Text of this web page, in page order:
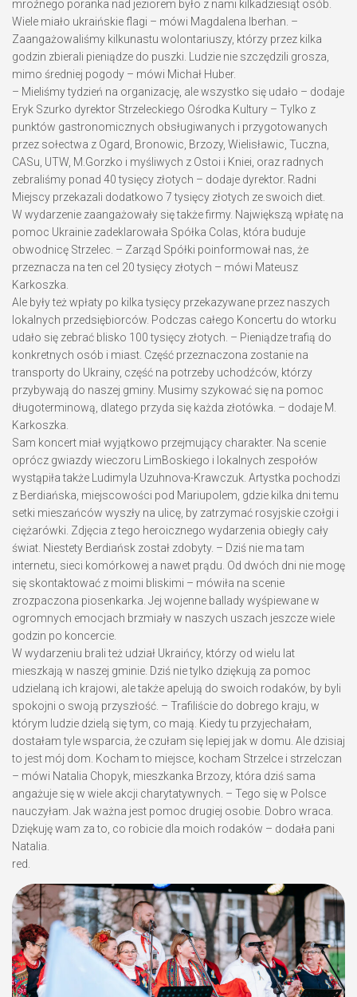
mroźnego poranka nad jeziorem było z nami kilkadziesiąt osób.
Wiele miało ukraińskie flagi – mówi Magdalena Iberhan. –
Zaangażowaliśmy kilkunastu wolontariuszy, którzy przez kilka
godzin zbierali pieniądze do puszki. Ludzie nie szczędzili grosza,
mimo średniej pogody – mówi Michał Huber.
– Mieliśmy tydzień na organizację, ale wszystko się udało – dodaje
Eryk Szurko dyrektor Strzeleckiego Ośrodka Kultury – Tylko z
punktów gastronomicznych obsługiwanych i przygotowanych
przez sołectwa z Ogard, Bronowic, Brzozy, Wielisławic, Tuczna,
CASu, UTW, M.Gorzko i myśliwych z Ostoi i Kniei, oraz radnych
zebraliśmy ponad 40 tysięcy złotych – dodaje dyrektor. Radni
Miejscy przekazali dodatkowo 7 tysięcy złotych ze swoich diet.
W wydarzenie zaangażowały się także firmy. Największą wpłatę na
pomoc Ukrainie zadeklarowała Spółka Colas, która buduje
obwodnicę Strzelec. – Zarząd Spółki poinformował nas, że
przeznacza na ten cel 20 tysięcy złotych – mówi Mateusz
Karkoszka.
Ale były też wpłaty po kilka tysięcy przekazywane przez naszych
lokalnych przedsiębiorców. Podczas całego Koncertu do wtorku
udało się zebrać blisko 100 tysięcy złotych. – Pieniądze trafią do
konkretnych osób i miast. Część przeznaczona zostanie na
transporty do Ukrainy, część na potrzeby uchodźców, którzy
przybywają do naszej gminy. Musimy szykować się na pomoc
długoterminową, dlatego przyda się każda złotówka. – dodaje M.
Karkoszka.
Sam koncert miał wyjątkowo przejmujący charakter. Na scenie
oprócz gwiazdy wieczoru LimBoskiego i lokalnych zespołów
wystąpiła także Ludimyla Uzuhnova-Krawczuk. Artystka pochodzi
z Berdiańska, miejscowości pod Mariupolem, gdzie kilka dni temu
setki mieszańców wyszły na ulicę, by zatrzymać rosyjskie czołgi i
ciężarówki. Zdjęcia z tego heroicznego wydarzenia obiegły cały
świat. Niestety Berdiańsk został zdobyty. – Dziś nie ma tam
internetu, sieci komórkowej a nawet prądu. Od dwóch dni nie mogę
się skontaktować z moimi bliskimi – mówiła na scenie
zrozpaczona piosenkarka. Jej wojenne ballady wyśpiewane w
ogromnych emocjach brzmiały w naszych uszach jeszcze wiele
godzin po koncercie.
W wydarzeniu brali też udział Ukraińcy, którzy od wielu lat
mieszkają w naszej gminie. Dziś nie tylko dziękują za pomoc
udzielaną ich krajowi, ale także apelują do swoich rodaków, by byli
spokojni o swoją przyszłość. – Trafiliście do dobrego kraju, w
którym ludzie dzielą się tym, co mają. Kiedy tu przyjechałam,
dostałam tyle wsparcia, że czułam się lepiej jak w domu. Ale dzisiaj
to jest mój dom. Kocham to miejsce, kocham Strzelce i strzelczan
– mówi Natalia Chopyk, mieszkanka Brzozy, która dziś sama
angażuje się w wiele akcji charytatywnych. – Tego się w Polsce
nauczyłam. Jak ważna jest pomoc drugiej osobie. Dobro wraca.
Dziękuję wam za to, co robicie dla moich rodaków – dodała pani
Natalia.
red.